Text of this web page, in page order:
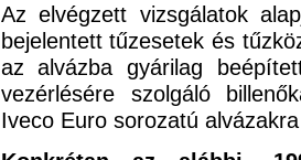
Az elvégzett vizsgálatok
bejelentett tűzesetek és
az alvázba gyárilag
vezérlésére szolgáló
Iveco Euro sorozatú